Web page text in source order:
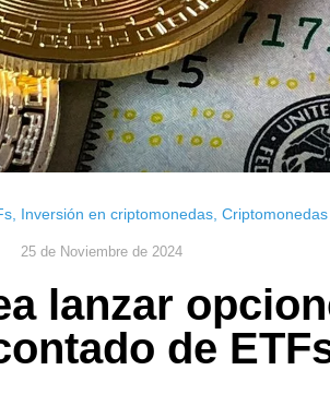
Inversión en criptomonedas Criptomonedas
25 de Noviembre de 2024
lanzar
de